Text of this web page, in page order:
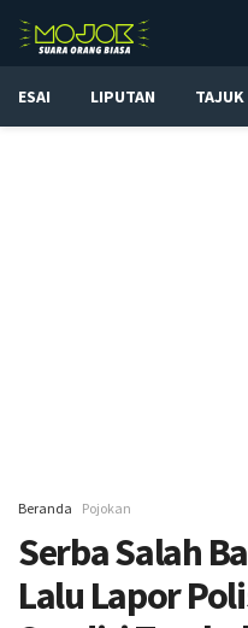
ESAI LIPUTAN TAJUK
Beranda Pojokan
Serba Salah
Lalu Lapor